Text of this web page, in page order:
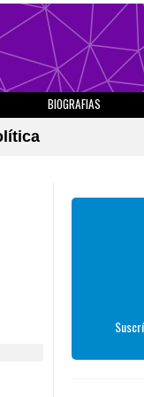
BIOGRAFIAS